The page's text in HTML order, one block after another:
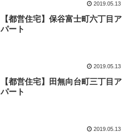
2019.05.13
【都営住宅】保谷富士町六丁目ア
パート
2019.05.13
【都営住宅】田無向台町三丁目ア
パート
2019.05.13